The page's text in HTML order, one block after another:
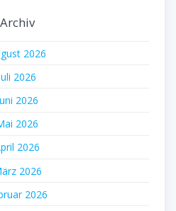
Archiv
2026
2026
2026
2026
2026
2026
2026